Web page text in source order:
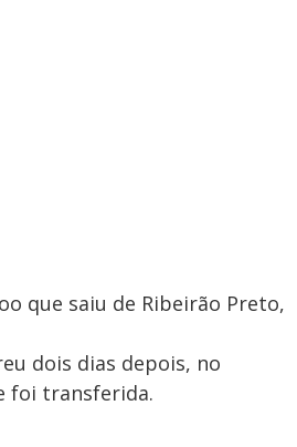
que saiu de Ribeirão Preto,
dois dias depois, no
foi transferida.